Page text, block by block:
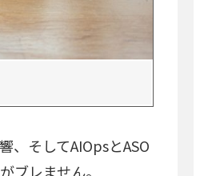
、そしてAIOpsとASO
ブレません。